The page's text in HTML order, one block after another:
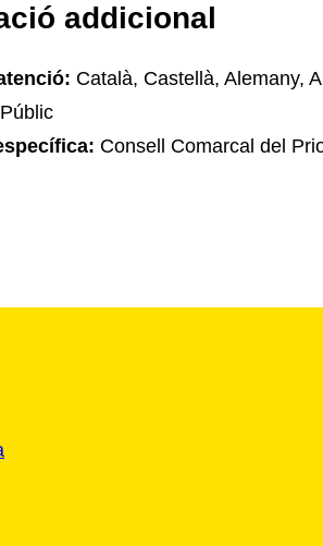
addicional
Català, Castellà, Alemany,
Públic
Consell Comarcal del